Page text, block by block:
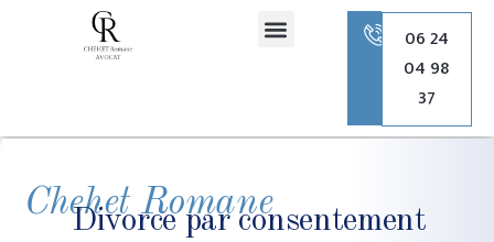
06 24
04 98
37
Chehet Romane
Divorce par consentement